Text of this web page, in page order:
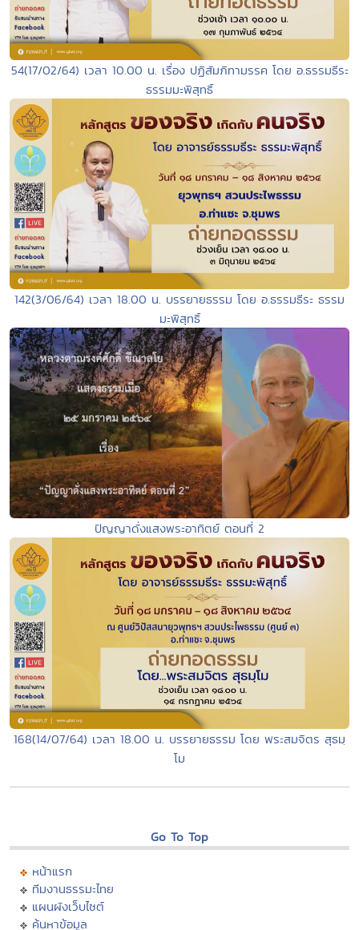
54(17/02/64) เวลา 10.00 น. เรื่อง ปฏิสัมภิทามรรค โดย อ.ธรรมธีระ
ธรรมมะพิสุทธิ์
142(3/06/64) เวลา 18.00 น. บรรยายธรรม โดย อ.ธรรมธีระ ธรรม
มะพิสุทธิ์
ปัญญาดั่งแสงพระอาทิตย์ ตอนที่ 2
168(14/07/64) เวลา 18.00 น. บรรยายธรรม โดย พระสมจิตร สุธมฺ
โม
Go To Top
หน้าแรก
ทีมงานธรรมะไทย
แผนผังเว็บไซต์
ค้นหาข้อมูล